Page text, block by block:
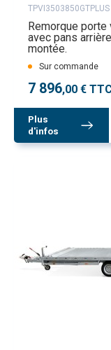
TPVI3503850GTPLUS
Remorque
avec pans
montée.
Sur commande
7 896,00 €
Plus
d'infos